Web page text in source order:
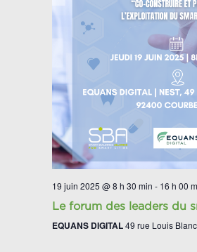
19 juin 2025 @ 8 h 30 min - 16 h 00
Le forum des leaders du
EQUANS DIGITAL49 rue Louis